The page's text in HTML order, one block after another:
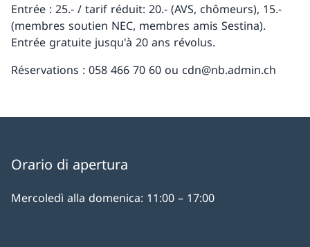
Entrée : 25.- / tarif réduit: 20.- (AVS, chômeurs), 15.-
(membres soutien NEC, membres amis Sestina).
Entrée gratuite jusqu'à 20 ans révolus.
Réservations : 058 466 70 60 ou cdn@nb.admin.ch
Orario di apertura
Mercoledì alla domenica: 11:00 – 17:00